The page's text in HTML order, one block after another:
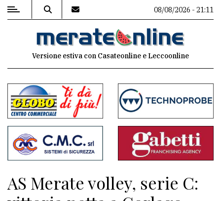
MENU
commenti
Contenuti
del
sito
Associazioni
08/08/2026 - 21:11
Versione estiva con Casateonline e Leccoonline
AS Merate volley, serie C: